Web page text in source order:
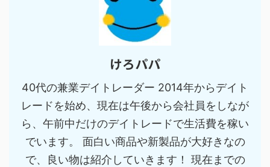
けろパパ
40代の兼業デイトレーダー 2014年からデイト
レードを始め、現在は午後から会社員をしなが
ら、午前中だけのデイトレードで生活費を稼い
でいます。 面白い商品や新製品が大好きなの
で、良い物は紹介していきます！ 現在までの